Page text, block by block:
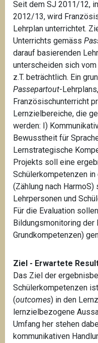
Seit dem SJ 2011/12,
2012/13, wird
Lehrplan unterrichtet.
Unterrichts gemäss
darauf basierenden
unterscheiden sich
z.T. beträchtlich. Ein
Passepartout-
Französischunterricht
Lernzielbereiche, die
werden: I)
Bewusstheit für
Lernstrategische
Projekts soll eine
Schülerkompetenzen
(Zählung nach
Lehrpersonen und
Für die Evaluation
Bildungsmonitoring der
Grundkompetenzen)
Ziel - Erwartete
Das Ziel der
Schülerkompetenzen
(outcomes) in den
lernzielbezogene
Umfang her stehen
kommunikativen